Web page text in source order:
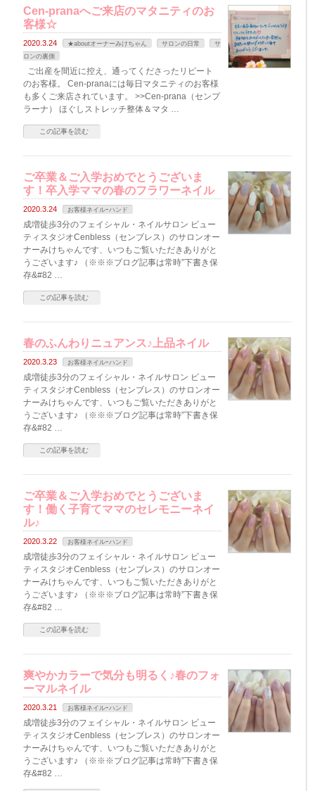
Cen-pranaへご来店のマタニティのお
客様☆
2020.3.24 ★aboutオーナーみけちゃん サロンの日常
サ
ロンの裏側
ご出産を間近に控え、通ってくださったリピート
のお客様。 Cen-pranaには毎日マタニティのお客様
も多くご来店されています。 >>Cen-prana（センプ
ラーナ） ほぐしストレッチ整体＆マタ …
この記事を読む
ご卒業＆ご入学おめでとうございま
す！卒入学ママの春のフラワーネイル
2020.3.24 お客様ネイルｰハンド
成増徒歩3分のフェイシャル・ネイルサロン ビュー
ティスタジオCenbless（センブレス）のサロンオー
ナーみけちゃんです、いつもご覧いただきありがと
うございます♪ （※※※ブログ記事は常時”下書き保
存&#82 …
この記事を読む
春のふんわりニュアンス♪上品ネイル
2020.3.23 お客様ネイルｰハンド
成増徒歩3分のフェイシャル・ネイルサロン ビュー
ティスタジオCenbless（センブレス）のサロンオー
ナーみけちゃんです、いつもご覧いただきありがと
うございます♪ （※※※ブログ記事は常時”下書き保
存&#82 …
この記事を読む
ご卒業＆ご入学おめでとうございま
す！働く子育てママのセレモニーネイ
ル♪
2020.3.22 お客様ネイルｰハンド
成増徒歩3分のフェイシャル・ネイルサロン ビュー
ティスタジオCenbless（センブレス）のサロンオー
ナーみけちゃんです、いつもご覧いただきありがと
うございます♪ （※※※ブログ記事は常時”下書き保
存&#82 …
この記事を読む
爽やかカラーで気分も明るく♪春のフォ
ーマルネイル
2020.3.21 お客様ネイルｰハンド
成増徒歩3分のフェイシャル・ネイルサロン ビュー
ティスタジオCenbless（センブレス）のサロンオー
ナーみけちゃんです、いつもご覧いただきありがと
うございます♪ （※※※ブログ記事は常時”下書き保
存&#82 …